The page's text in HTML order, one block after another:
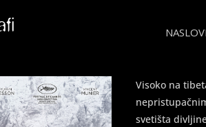
baršuna – La
|Arhiva|0 comments
Visoko na
svetišta